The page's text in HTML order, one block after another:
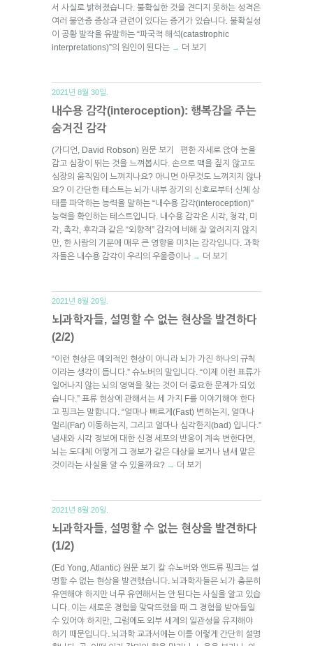
서 사실로 밝혀졌습니다. 불확실한 것을 견디지 못하는 성격은
여러 불안증 증상과 관련이 있다는 증거가 있습니다. 불확실성
이 공황 발작을 유발하는 “파국적 해석(catastrophic
interpretations)”의 원인이 된다는 → 더 보기
2021년 8월 30일.
내수용 감각(interoception): 행복감을 주는
숨겨진 감각
(가디언, David Robson) 원문 보기 편한 자세로 앉아 눈을
감고 심장이 뛰는 것을 느껴봅시다. 손으로 맥을 짚지 않고도
심장의 움직임이 느껴지나요? 아니면 아무것도 느껴지지 않나
요? 이 간단한 테스트는 뇌가 내부 장기의 신호로부터 신체 상
태를 파악하는 능력을 말하는 “내수용 감각(interoception)”
능력을 확인하는 테스트입니다. 내수용 감각은 시각, 청각, 미
각, 촉각, 후각과 같은 “외향적” 감각에 비해 잘 알려지지 않지
만, 한 사람의 기분에 매우 큰 영향을 미치는 감각입니다. 과학
자들은 내수용 감각이 우리의 우울증이나 → 더 보기
2021년 8월 20일.
뇌과학자들, 설명할 수 없는 현상을 발견하다
(2/2)
“이런 현상은 예외적인 현상이 아니라 뇌가 가진 하나의 규칙
이라는 생각이 듭니다.” 슈노버의 말입니다. “이제 이런 표류가
일어나지 않는 뇌의 영역을 찾는 것이 더 중요한 문제가 되었
습니다.” 표류 현상에 관해서는 세 가지 F를 이야기해야 한다
고 핑크는 말합니다. “얼마나 빠르게(Fast) 변하는지, 얼마나
멀리(Far) 이동하는지, 그리고 얼마나 심각한지(bad) 입니다.”
냄새와 시각 정보에 대한 신경 세포의 반응이 계속 변한다면,
뇌는 도대체 어떻게 그 정보가 같은 대상을 보거나 냄새 맡은
것이라는 사실을 알 수 있을까요? → 더 보기
2021년 8월 20일.
뇌과학자들, 설명할 수 없는 현상을 발견하다
(1/2)
(Ed Yong, Atlantic) 원문 보기 칼 슈노버와 앤드류 핑크는 설
명할 수 없는 현상을 발견했습니다. 뇌과학자들은 뇌가 충분히
유연해야 하지만 너무 유연해서는 안 된다는 사실을 알고 있습
니다. 이는 새로운 경험을 맞닥뜨렸을 때 그 경험을 받아들일
수 있어야 하지만, 그럼에도 외부 세계의 일관성을 유지해야
하기 때문입니다. 뇌과학 교과서에는 이를 이렇게 간단히 설명